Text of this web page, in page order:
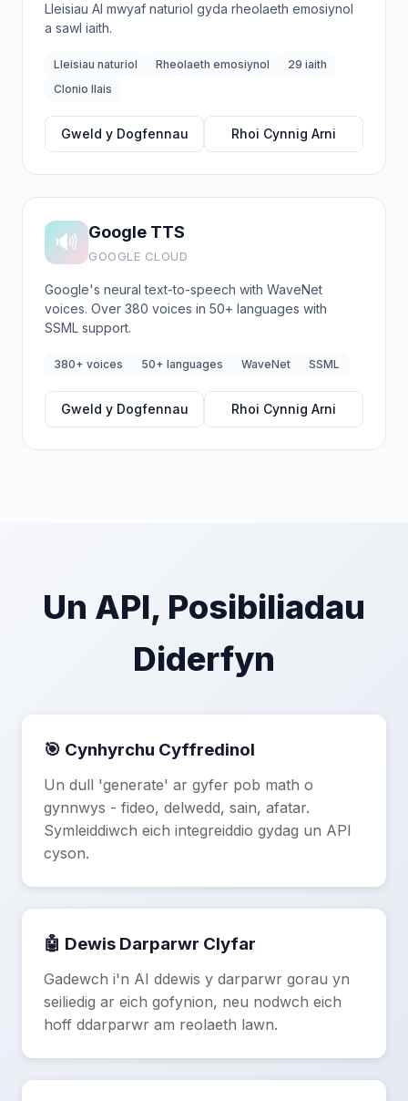
Lleisiau AI mwyaf naturiol gyda rheolaeth emosiynol
a sawl iaith.
Lleisiau naturiol Rheolaeth emosiynol
29 iaith
Clonio llais
Gweld y Dogfennau Rhoi Cynnig Arni
🔊 Google TTS
GOOGLE CLOUD
Google's neural text-to-speech with WaveNet
voices. Over 380 voices in 50+ languages with
SSML support.
380+ voices 50+ languages WaveNet SSML
Gweld y Dogfennau Rhoi Cynnig Arni
Un API, Posibiliadau
Diderfyn
🎯 Cynhyrchu Cyffredinol
Un dull 'generate' ar gyfer pob math o
gynnwys - fideo, delwedd, sain, afatar.
Symleiddiwch eich integreiddio gydag un API
cyson.
🤖 Dewis Darparwr Clyfar
Gadewch i'n AI ddewis y darparwr gorau yn
seiliedig ar eich gofynion, neu nodwch eich
hoff ddarparwr am reolaeth lawn.